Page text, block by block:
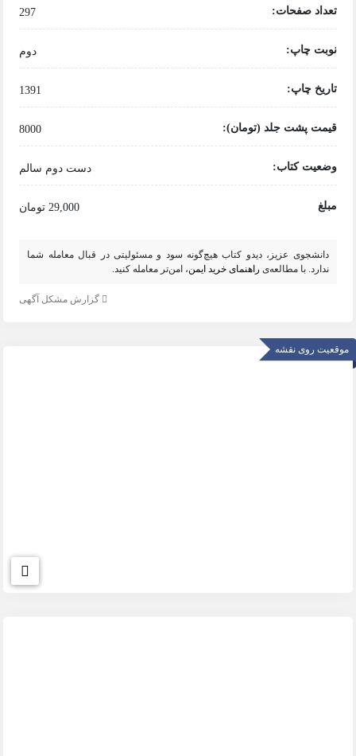
تعداد صفحات: 297
نوبت چاپ: دوم
تاریخ چاپ: 1391
قیمت پشت جلد (تومان): 8000
وضعیت کتاب: دست دوم سالم
مبلغ 29,000 تومان
دانشجوی عزیز، دیدو کتاب هیچ‌گونه سود و مسئولیتی در قبال معامله شما
ندارد. با مطالعه‌ی راهنمای خرید ایمن، امن‌تر معامله کنید.
گزارش مشکل آگهی
موقعیت روی نقشه